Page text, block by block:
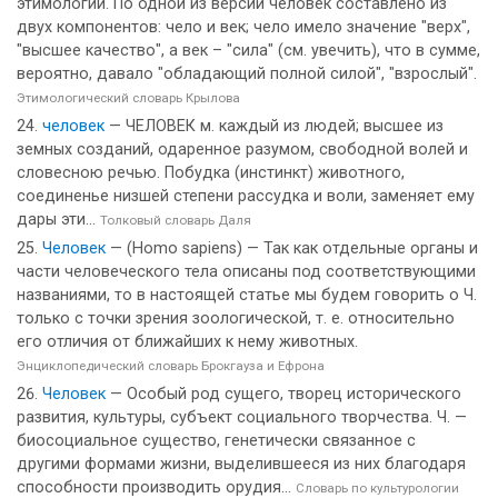
этимологии. По одной из версий человек составлено из
двух компонентов: чело и век; чело имело значение "верх",
"высшее качество", а век – "сила" (см. увечить), что в сумме,
вероятно, давало "обладающий полной силой", "взрослый".
Этимологический словарь Крылова
человек — ЧЕЛОВЕК м. каждый из людей; высшее из
земных созданий, одаренное разумом, свободной волей и
словесною речью. Побудка (инстинкт) животного,
соединенье низшей степени рассудка и воли, заменяет ему
дары эти... Толковый словарь Даля
Человек — (Homo sapiens) — Так как отдельные органы и
части человеческого тела описаны под соответствующими
названиями, то в настоящей статье мы будем говорить о Ч.
только с точки зрения зоологической, т. е. относительно
его отличия от ближайших к нему животных.
Энциклопедический словарь Брокгауза и Ефрона
Человек — Особый род сущего, творец исторического
развития, культуры, субъект социального творчества. Ч. —
биосоциальное существо, генетически связанное с
другими формами жизни, выделившееся из них благодаря
способности производить орудия... Словарь по культурологии